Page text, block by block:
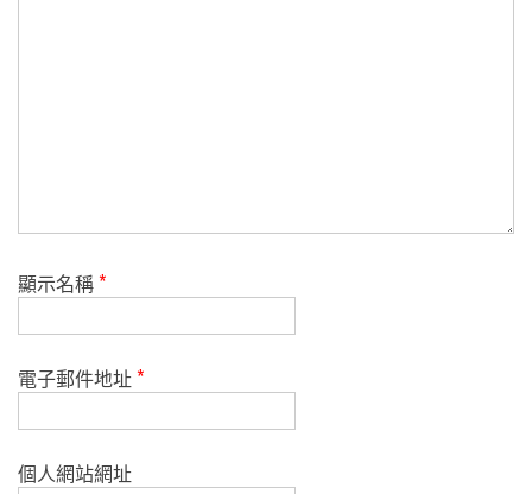
顯示名稱*
電子郵件地址*
個人網站網址